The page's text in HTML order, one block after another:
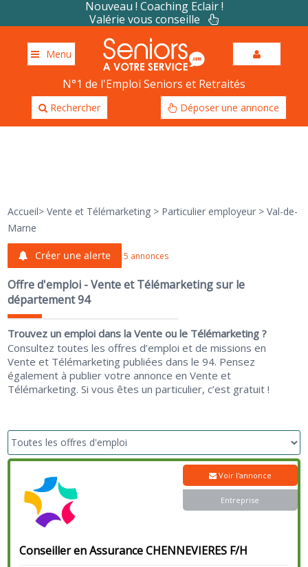
Nouveau ! Coaching Eclair !
Valérie vous conseille
Menu
N°1 de l'Emploi Seniors et Retraités
Rechercher Déposer une annonce
Accueil>Vente et Télémarketing > Particulier employeur >Val-de-
Marne
Créer une alerte 5 annonces
Offre d'emploi - Vente et Télémarketing sur le
département 94
Trouvez un emploi dans la Vente ou le Télémarketing ?
Consultez toutes les offres d’emploi et de missions en
Vente et Télémarketing publiées dans le 94. Pensez
également à publier votre annonce en Vente et
Télémarketing. Si vous êtes un particulier, c’est gratuit !
Conseiller en Assurance CHENNEVIERES F/H
Voir l'annonce
Entreprise